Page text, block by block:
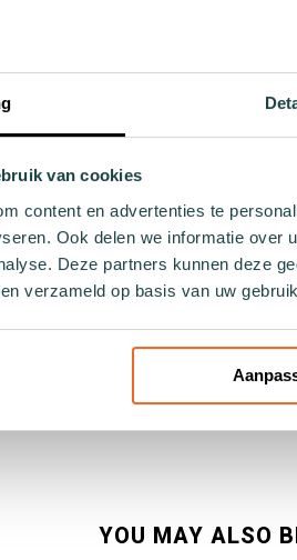
van cookies
content en advertenties te
Ook delen we informatie
Deze partners kunnen deze
verzameld op basis van uw
YOU MAY ALSO